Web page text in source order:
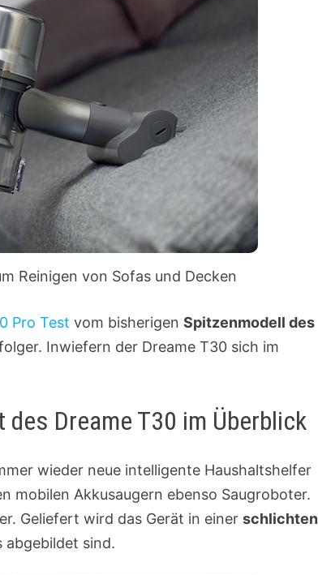
Reinigen von Sofas und Decken
Pro Test vom bisherigen Spitzenmodell des
Inwiefern der Dreame T30 sich im
Dreame T30 im Überblick
wieder neue intelligente Haushaltshelfer
mobilen Akkusaugern ebenso Saugroboter.
Geliefert wird das Gerät in einer schlichten
abgebildet sind.